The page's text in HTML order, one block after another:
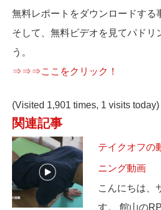
無料レポートをダウンロードする
そして、無料ビデオを見てパドリ
う。
⇒⇒⇒ここをクリック！
(Visited 1,901 times, 1 visits today)
関連記事
テイクオフの
ニング動画
こんにちは、
す。 館山の